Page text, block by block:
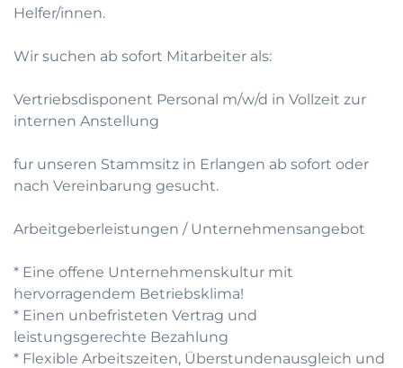
Helfer/innen.
Wir suchen ab sofort Mitarbeiter als:
Vertriebsdisponent Personal m/w/d in Vollzeit zur
internen Anstellung
fur unseren Stammsitz in Erlangen ab sofort oder
nach Vereinbarung gesucht.
Arbeitgeberleistungen / Unternehmensangebot
* Eine offene Unternehmenskultur mit
hervorragendem Betriebsklima!
* Einen unbefristeten Vertrag und
leistungsgerechte Bezahlung
* Flexible Arbeitszeiten, Überstundenausgleich und